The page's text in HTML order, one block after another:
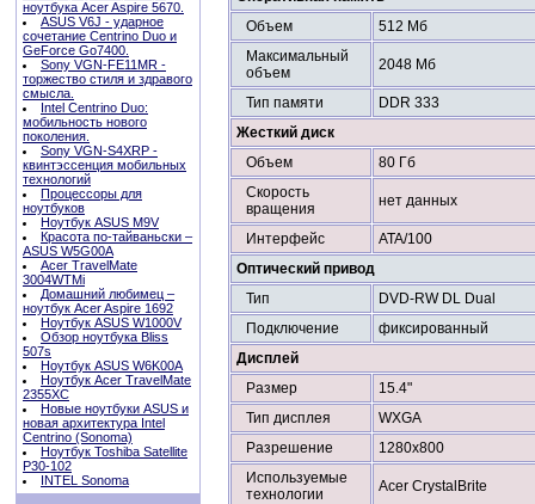
ноутбука Acer Aspire 5670.
ASUS V6J - ударное
сочетание Centrino Duo и
GeForce Go7400.
Sony VGN-FE11MR -
торжество стиля и здравого
смысла.
Intel Centrino Duo:
мобильность нового
поколения.
Sony VGN-S4XRP -
квинтэссенция мобильных
технологий
Процессоры для
ноутбуков
Ноутбук ASUS M9V
Красота по-тайваньски –
ASUS W5G00A
Acer TravelMate
3004WTMi
Домашний любимец –
ноутбук Acer Aspire 1692
Ноутбук ASUS W1000V
Обзор ноутбука Bliss
507s
Ноутбук ASUS W6K00A
Ноутбук Acer TravelMate
2355XC
Новые ноутбуки ASUS и
новая архитектура Intel
Centrino (Sonoma)
Ноутбук Toshiba Satellite
P30-102
INTEL Sonoma
Объем
512 Мб
Максимальный
объем
2048 Мб
Тип памяти
DDR 333
Жесткий диск
Объем
80 Гб
Скорость
вращения
нет данных
Интерфейс
ATA/100
Оптический привод
Тип
DVD-RW DL Dual
Подключение
фиксированный
Дисплей
Размер
15.4"
Тип дисплея
WXGA
Разрешение
1280x800
Используемые
технологии
Acer CrystalBrite